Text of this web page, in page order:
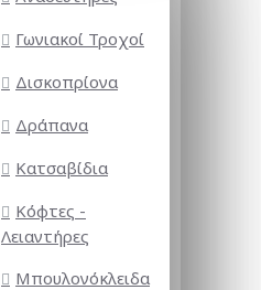
Γωνιακοί Τροχοί
Δισκοπρίονα
Δράπανα
Κατσαβίδια
Κόφτες -
Λειαντήρες
Μπουλονόκλειδα